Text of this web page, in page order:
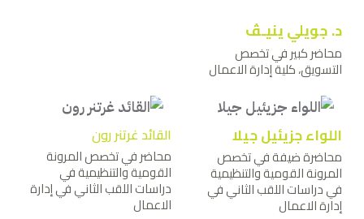
د. جويلي ينيـﭫ
محاضر كبير في تخصص
التسويق، كلية إدارة الاعمال
اللواء جزيئيل جيلا
محاضرة ضيفة في تخصص
المرونة القومية والتنظيمية
في دراسات اللقب الثاني في
إدارة الاعمال
القائد غرتنر رون
محاضر في تخصص المرونة
القومية والتنظيمية في
دراسات اللقب الثاني في إدارة
الاعمال